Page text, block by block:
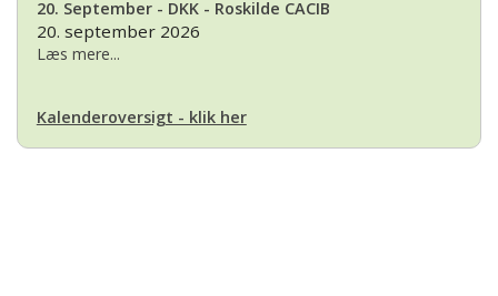
20. September - DKK - Roskilde CACIB
20. september 2026
Læs mere...
Kalenderoversigt - klik her